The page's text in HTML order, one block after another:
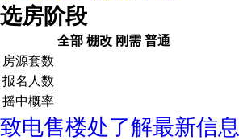
选房阶段
全部 棚改 刚需 普通
房源套数
报名人数
摇中概率
致电售楼处了解最新信息